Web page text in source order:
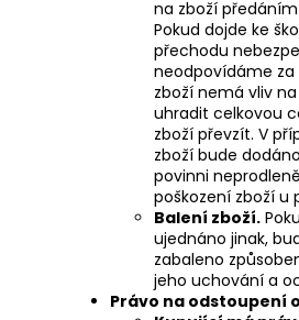
na zboží
Pokud dojde ke
přechodu
neodpovídáme za
zboží nemá vliv
uhradit celkovou
zboží převzít. V
zboží bude
povinni
poškození zboží u
Balení zboží.
ujednáno jinak,
zabaleno
jeho uchování a
Právo na odstoupení